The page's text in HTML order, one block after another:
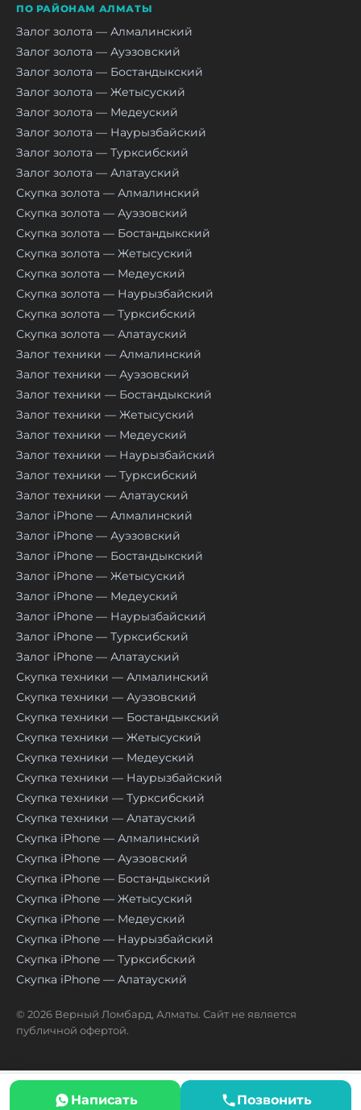
ПО РАЙОНАМ АЛМАТЫ
Залог золота — Алмалинский
Залог золота — Ауэзовский
Залог золота — Бостандыкский
Залог золота — Жетысуский
Залог золота — Медеуский
Залог золота — Наурызбайский
Залог золота — Турксибский
Залог золота — Алатауский
Скупка золота — Алмалинский
Скупка золота — Ауэзовский
Скупка золота — Бостандыкский
Скупка золота — Жетысуский
Скупка золота — Медеуский
Скупка золота — Наурызбайский
Скупка золота — Турксибский
Скупка золота — Алатауский
Залог техники — Алмалинский
Залог техники — Ауэзовский
Залог техники — Бостандыкский
Залог техники — Жетысуский
Залог техники — Медеуский
Залог техники — Наурызбайский
Залог техники — Турксибский
Залог техники — Алатауский
Залог iPhone — Алмалинский
Залог iPhone — Ауэзовский
Залог iPhone — Бостандыкский
Залог iPhone — Жетысуский
Залог iPhone — Медеуский
Залог iPhone — Наурызбайский
Залог iPhone — Турксибский
Залог iPhone — Алатауский
Скупка техники — Алмалинский
Скупка техники — Ауэзовский
Скупка техники — Бостандыкский
Скупка техники — Жетысуский
Скупка техники — Медеуский
Скупка техники — Наурызбайский
Скупка техники — Турксибский
Скупка техники — Алатауский
Скупка iPhone — Алмалинский
Скупка iPhone — Ауэзовский
Скупка iPhone — Бостандыкский
Скупка iPhone — Жетысуский
Скупка iPhone — Медеуский
Скупка iPhone — Наурызбайский
Скупка iPhone — Турксибский
Скупка iPhone — Алатауский
© 2026 Верный Ломбард, Алматы. Сайт не является
публичной офертой.
Написать Позвонить